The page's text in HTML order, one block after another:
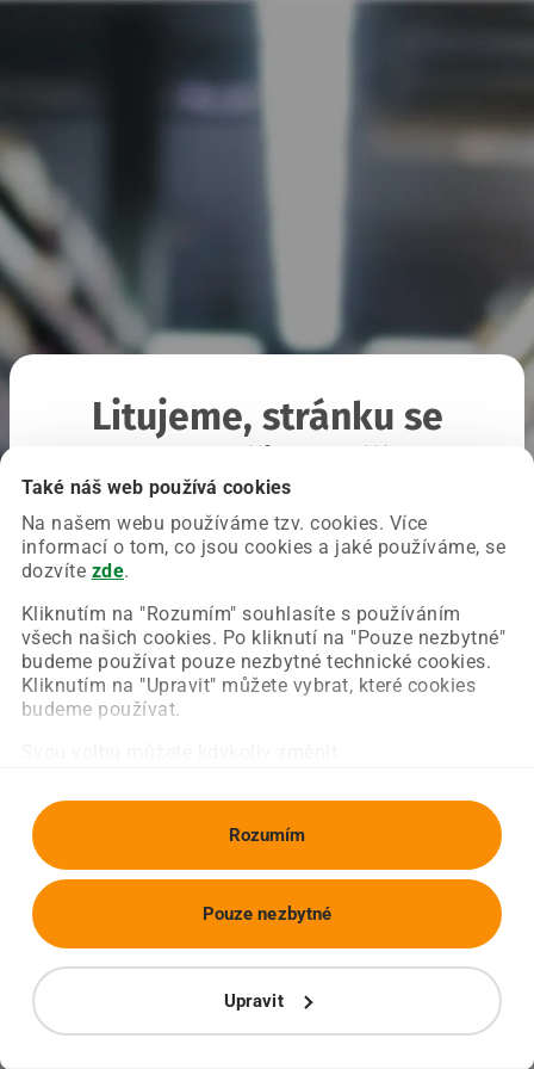
Také náš web používá cookies
Na našem webu používáme tzv. cookies. Více
informací o tom, co jsou cookies a jaké používáme, se
dozvíte zde.
Kliknutím na "Rozumím" souhlasíte s používáním
všech našich cookies. Po kliknutí na "Pouze nezbytné"
budeme používat pouze nezbytné technické cookies.
Kliknutím na "Upravit" můžete vybrat, které cookies
budeme používat.
Rozumím
Upravit
Pouze nezbytné
Litujeme, stránku se
Chyba nastala na naší straně a už ji opravujeme.
Zkuste prosím znovu načíst požadovanou stránku.
Obnovit stránku Úvodní strana